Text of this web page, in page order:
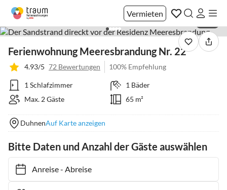
Vermieten
Ferienwohnung Meeresbrandung Nr. 22
4.93/5 72 Bewertungen 100% Empfehlung
1 Schlafzimmer
1 Bäder
Max. 2 Gäste
65 m²
DuhnenAuf Karte anzeigen
Bitte Daten und Anzahl der Gäste auswählen
Anreise- Abreise